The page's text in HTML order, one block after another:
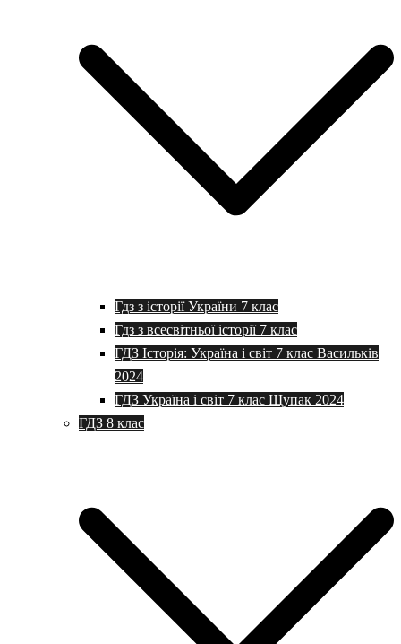
Гдз з історії України 7 клас
Гдз з всесвітньої історії 7 клас
ГДЗ Історія: Україна і світ 7 клас Васильків
2024
ГДЗ Україна і світ 7 клас Щупак 2024
ГДЗ 8 клас